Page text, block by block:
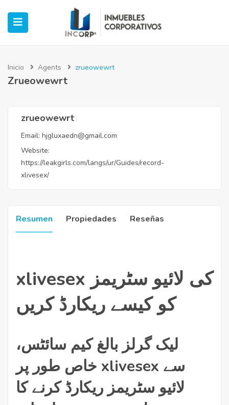
(Industrial)
(Casos de Éxito)
Inicio Agents zrueowewrt
Zrueowewrt
zrueowewrt
Email: hjgluxaedn@gmail.com
Website:
https://leakgirls.com/langs/ur/Guides/record-
xlivesex/
Resumen Propiedades Reseñas
xlivesex کی لائیو سٹریمز
کو کیسے ریکارڈ کریں
لیک گرلز بالغ کیم سائٹس،
خاص طور پر xlivesex سے
لائیو سٹریمز ریکارڈ کرنے کا